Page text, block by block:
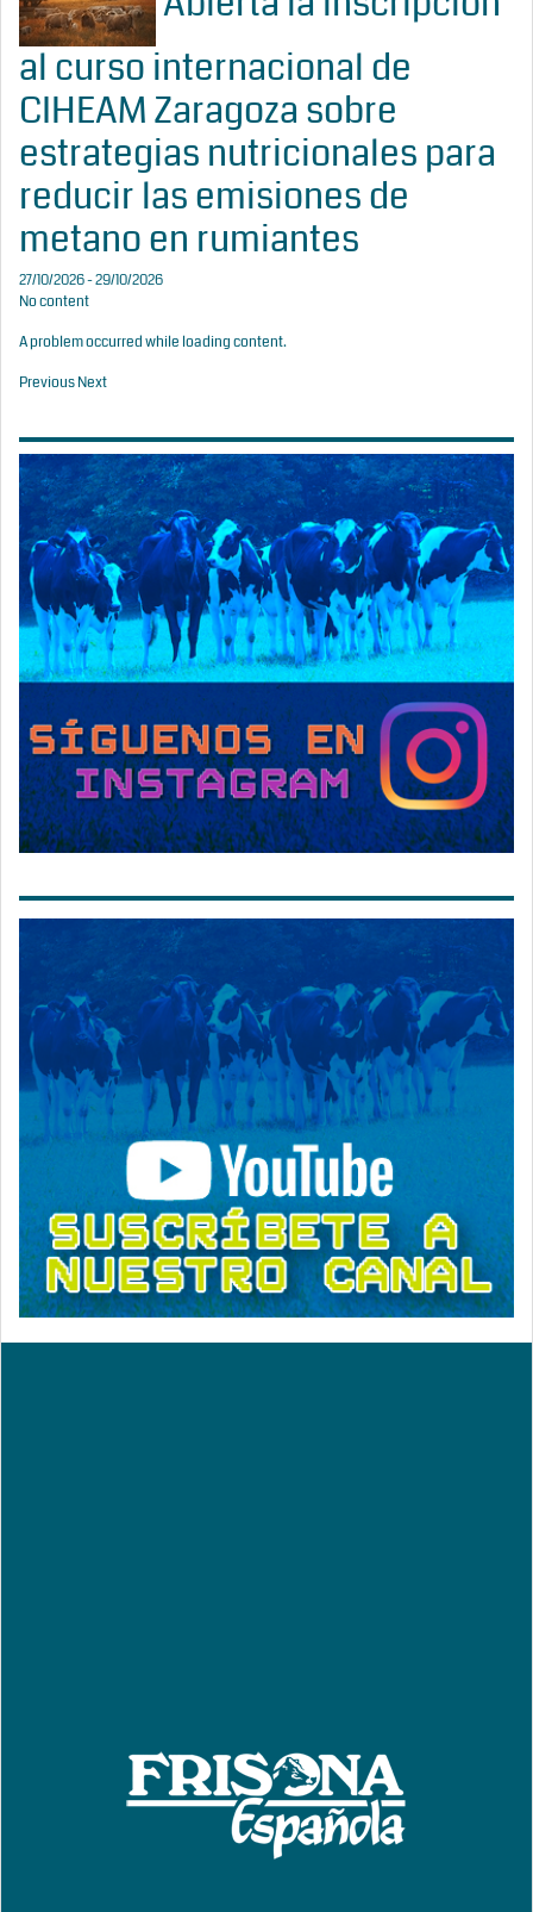
al curso internacional de
CIHEAM Zaragoza sobre
estrategias nutricionales para
reducir las emisiones de
metano en rumiantes
27/10/2026 - 29/10/2026
No content
A problem occurred while loading content.
PreviousNext